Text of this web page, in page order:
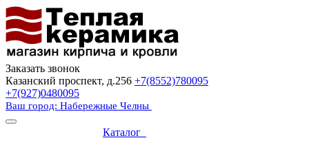
Заказать звонок
Казанский проспект, д.256 +7(8552)780095
+7(927)0480095
Ваш город: Набережные Челны
Каталог